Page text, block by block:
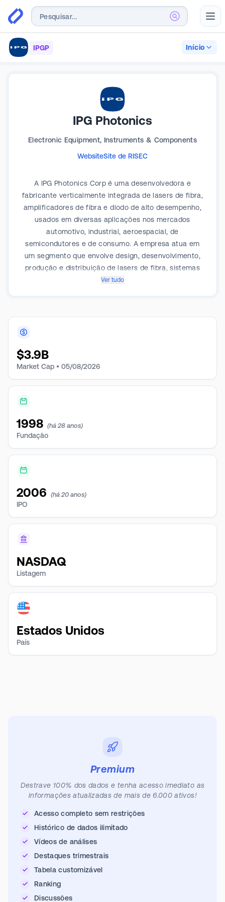
IPGP Início
IPG Photonics
Electronic Equipment, Instruments & Components
WebsiteSite de RISEC
A IPG Photonics Corp é uma desenvolvedora e
fabricante verticalmente integrada de lasers de fibra,
amplificadores de fibra e diodo de alto desempenho,
usados em diversas aplicações nos mercados
automotivo, industrial, aeroespacial, de
semicondutores e de consumo. A empresa atua em
um segmento que envolve design, desenvolvimento,
produção e distribuição de lasers de fibra, sistemas
laser e não laser, amplificadores de fibra e
de lasers de fibra, incluindo corte e solda, marcação
e gravação e microprocessamento. A empresa gera a
está presente na China, Japão, Alemanha e outros
mercados.
Ver tudo
$3.9B
Market Cap • 05/08/2026
1998 (há 28 anos)
Fundação
2006 (há 20 anos)
IPO
NASDAQ
Listagem
Estados Unidos
País
Premium
Destrave 100% dos dados e tenha acesso imediato as
informações atualizadas de mais de 6.000 ativos!
Acesso completo sem restrições
Histórico de dados ilimitado
Vídeos de análises
Destaques trimestrais
Tabela customizável
Ranking
Discussões